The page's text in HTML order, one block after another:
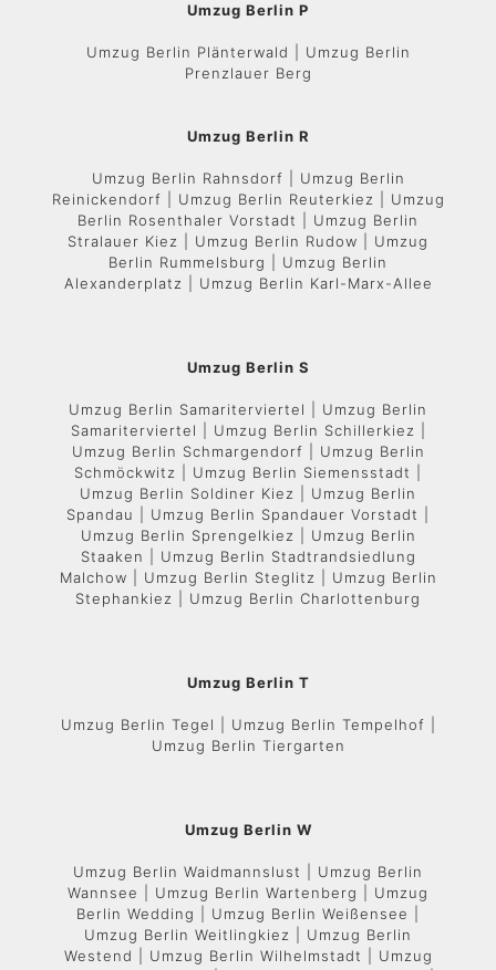
Umzug Berlin P
Umzug Berlin Plänterwald | Umzug Berlin
Prenzlauer Berg
Umzug Berlin R
Umzug Berlin Rahnsdorf | Umzug Berlin
Reinickendorf | Umzug Berlin Reuterkiez | Umzug
Berlin Rosenthaler Vorstadt | Umzug Berlin
Stralauer Kiez | Umzug Berlin Rudow | Umzug
Berlin Rummelsburg | Umzug Berlin
Alexanderplatz | Umzug Berlin Karl-Marx-Allee
Umzug Berlin S
Umzug Berlin Samariterviertel | Umzug Berlin
Samariterviertel | Umzug Berlin Schillerkiez |
Umzug Berlin Schmargendorf | Umzug Berlin
Schmöckwitz | Umzug Berlin Siemensstadt |
Umzug Berlin Soldiner Kiez | Umzug Berlin
Spandau | Umzug Berlin Spandauer Vorstadt |
Umzug Berlin Sprengelkiez | Umzug Berlin
Staaken | Umzug Berlin Stadtrandsiedlung
Malchow | Umzug Berlin Steglitz | Umzug Berlin
Stephankiez | Umzug Berlin Charlottenburg
Umzug Berlin T
Umzug Berlin Tegel | Umzug Berlin Tempelhof |
Umzug Berlin Tiergarten
Umzug Berlin W
Umzug Berlin Waidmannslust | Umzug Berlin
Wannsee | Umzug Berlin Wartenberg | Umzug
Berlin Wedding | Umzug Berlin Weißensee |
Umzug Berlin Weitlingkiez | Umzug Berlin
Westend | Umzug Berlin Wilhelmstadt | Umzug